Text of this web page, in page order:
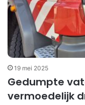
19 mei 2025
Gedumpte
vermoedelijk